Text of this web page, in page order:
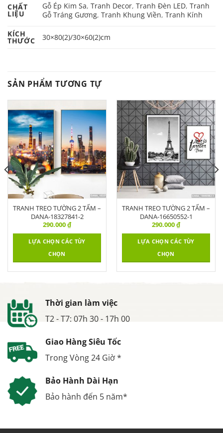
CHẤT
LIỆU
Gỗ Ép Kim Sa, Tranh Decor, Tranh Đèn LED, Tranh
Gỗ Tráng Gương, Tranh Khung Viền, Tranh Kính
KÍCH
THƯỚC 30×80(2)/30×60(2)cm
SẢN PHẨM TƯƠNG TỰ
TRANH TREO TƯỜNG 2 TẤM –
DANA-18327841-2
290.000₫
LỰA CHỌN CÁC TÙY
CHỌN
TRANH TREO TƯỜNG 2 TẤM –
DANA-16650552-1
290.000₫
LỰA CHỌN CÁC TÙY
CHỌN
Thời gian làm việc
T2 - T7: 07h 30 - 17h 00
Giao Hàng Siêu Tốc
Trong Vòng 24 Giờ *
Bảo Hành Dài Hạn
Bảo hành đến 5 năm*